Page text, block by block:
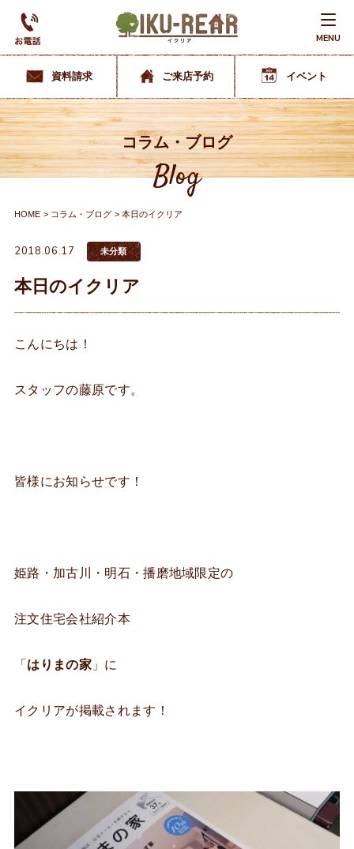
MENU
資料請求 ご来店予約 イベント
コラム・ブログ
Blog
HOME コラム・ブログ 本日のイクリア
2018.06.17 未分類
本日のイクリア
こんにちは！
スタッフの藤原です。
皆様にお知らせです！
姫路・加古川・明石・播磨地域限定の
注文住宅会社紹介本
「 はりまの家」に
イクリアが掲載されます！